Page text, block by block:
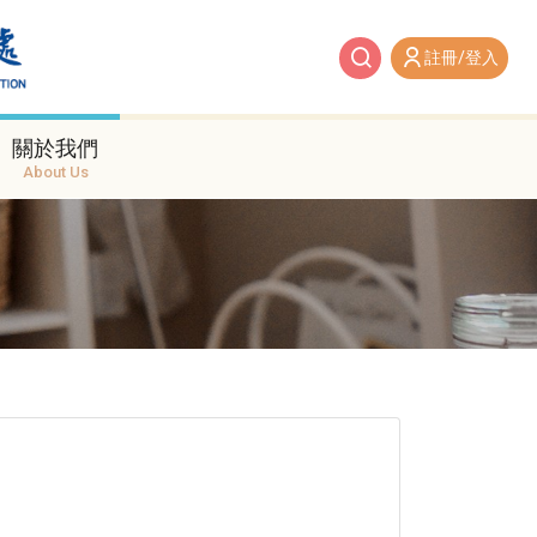
註冊/登入
關於我們
About Us